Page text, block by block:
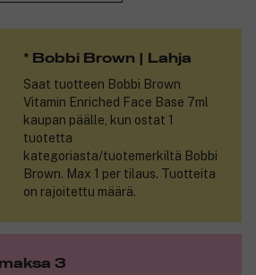
upean sävyn, joka tuntuu kevyeltä ja
huulipunaa, mikäli haluat enemmän
kosteuttaa huuliasi huulivoiteen tapaan.
pehmeitä, mattapintaisia
antavat täydellisen peittävyyden.
kaunis ja näyttää siltä, kuin se olisi
runsaasti E- ja C-vitamiinia sekä
* Bobbi Brown | Lahja
Saat tuotteen Bobbi Brown
Vitamin Enriched Face Base 7ml
kaupan päälle, kun ostat 1
tuotetta
kategoriasta/tuotemerkiltä Bobbi
Brown. Max 1 per tilaus. Tuotteita
on rajoitettu määrä.
3